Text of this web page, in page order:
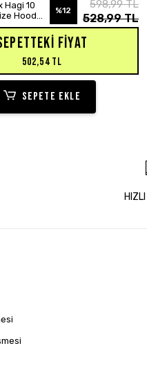
Hagi 10
Hoodie
%12
598,99 TL
528,99 TL
FIYAT
502,54 TL
SEPETE EKLE